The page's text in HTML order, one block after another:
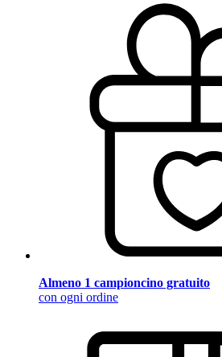
Almeno 1 campioncino gratuito
con ogni ordine